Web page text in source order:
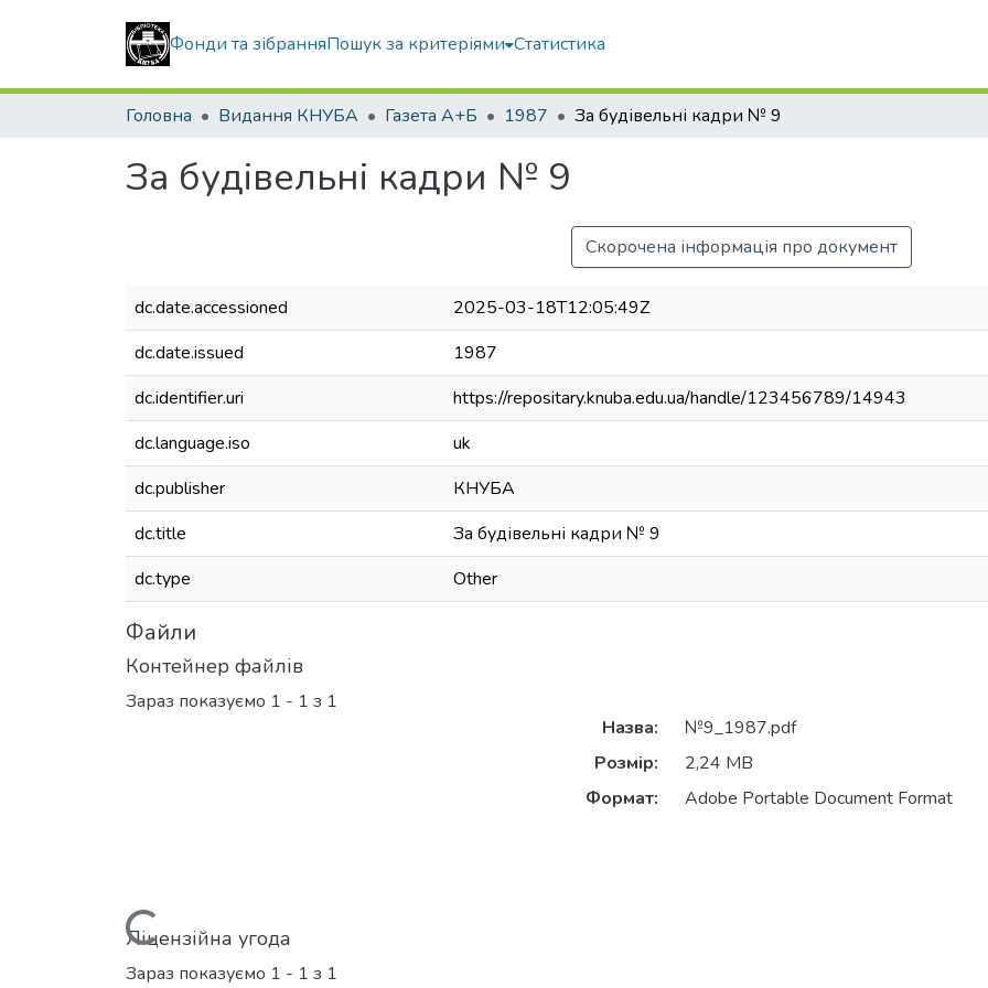
Фонди та зібранняПошук за критеріями Статистика
Головна Видання КНУБА Газета А+Б 1987 За будівельні кадри № 9
За будівельні кадри № 9
Скорочена інформація про документ
dc.date.accessioned
2025-03-18T12:05:49Z
dc.date.issued
1987
dc.identifier.uri
https://repositary.knuba.edu.ua/handle/123456789/14943
dc.language.iso
uk
dc.publisher
КНУБА
dc.title
За будівельні кадри № 9
dc.type
Other
Файли
Контейнер файлів
Зараз показуємо 1 - 1 з 1
Назва:
№9_1987.pdf
Розмір:
2,24 MB
Формат:
Adobe Portable Document Format
Ліцензійна угода
Зараз показуємо 1 - 1 з 1